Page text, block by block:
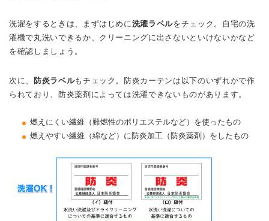
洗濯をするときは、まずはじめに洗濯ラベルをチェック。自宅の洗
濯機で丸洗いできるか、クリーニングに出さないといけないかなど
を確認しましょう。
次に、 防炎ラベルもチェック。防炎カーテンは以下のいずれかで作
られており、防炎薬剤によっては洗濯できないものがあります。
燃えにくい繊維（難燃性のポリエステルなど）を使ったもの
燃えやすい繊維（綿など）に防炎加工（防炎薬剤）をしたもの